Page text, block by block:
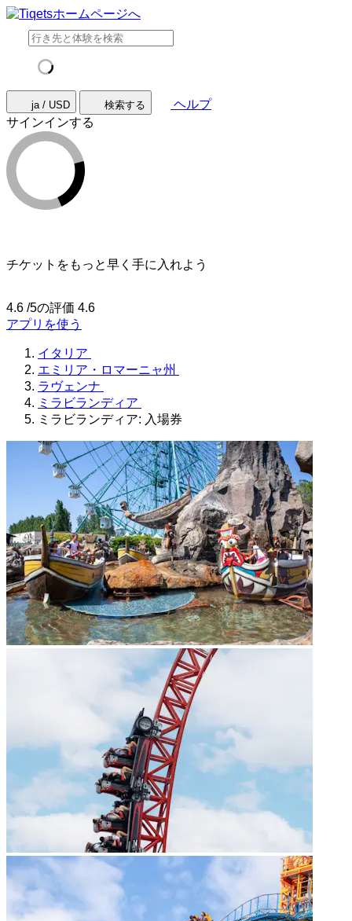
ja / USD 検索する
ヘルプ
サインインする
チケットをもっと早く手に入れよう
4.6 /5の評価 4.6
アプリを使う
イタリア
エミリア・ロマーニャ州
ラヴェンナ
ミラビランディア
ミラビランディア: 入場券